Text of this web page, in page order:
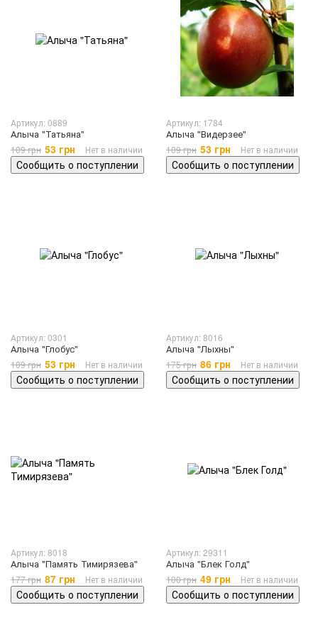
Артикул: 0889
Алыча "Татьяна"
109 грн 53 грн Нет в наличии
Сообщить о поступлении
Артикул: 1784
Алыча "Видерзее"
109 грн 53 грн Нет в наличии
Сообщить о поступлении
Артикул: 0301
Алыча "Глобус"
109 грн 53 грн Нет в наличии
Сообщить о поступлении
Артикул: 8016
Алыча "Лыхны"
175 грн 86 грн Нет в наличии
Сообщить о поступлении
Артикул: 8018
Алыча "Память Тимирязева"
177 грн 87 грн Нет в наличии
Сообщить о поступлении
Артикул: 29311
Алыча "Блек Голд"
100 грн 49 грн Нет в наличии
Сообщить о поступлении